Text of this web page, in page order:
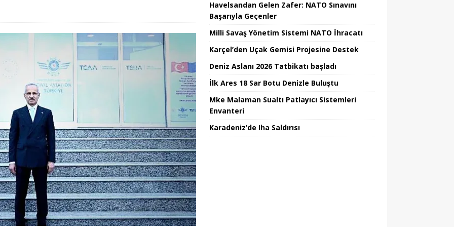
Havelsandan Gelen Zafer: NATO Sınavını
Başarıyla Geçenler
Milli Savaş Yönetim Sistemi NATO İhracatı
Karçel’den Uçak Gemisi Projesine Destek
Deniz Aslanı 2026 Tatbikatı başladı
İlk Ares 18 Sar Botu Denizle Buluştu
Mke Malaman Sualtı Patlayıcı Sistemleri
Envanteri
Karadeniz’de Iha Saldırısı